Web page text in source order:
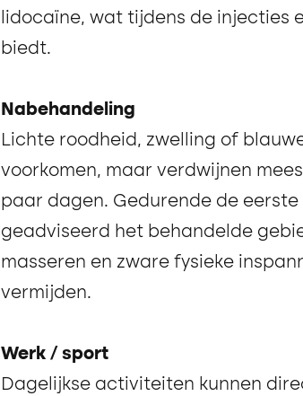
lidocaïne, wat tijdens de injecties
biedt.
Nabehandeling
Lichte roodheid, zwelling of
voorkomen, maar verdwijnen
paar dagen. Gedurende de
geadviseerd het behandelde
masseren en zware fysieke
vermijden.
Werk / sport
Dagelijkse activiteiten kunnen